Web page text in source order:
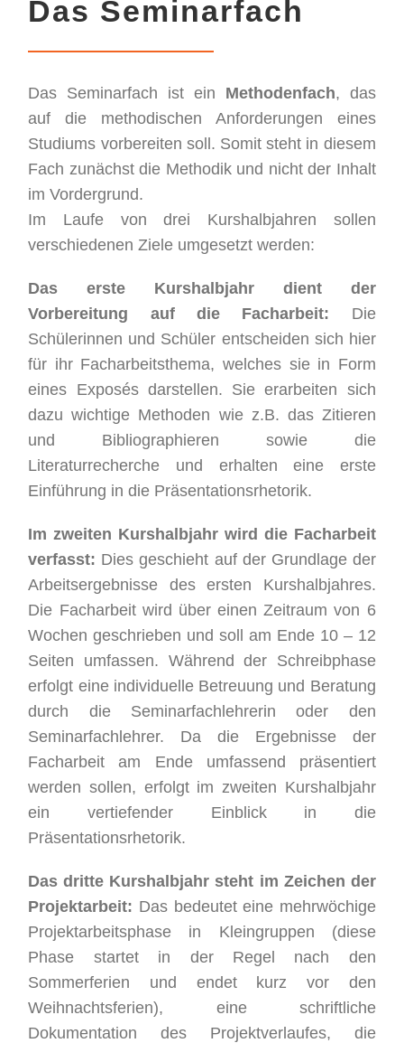
Das Seminarfach
Das Seminarfach ist ein Methodenfach, das
auf die methodischen Anforderungen eines
Studiums vorbereiten soll. Somit steht in diesem
Fach zunächst die Methodik und nicht der Inhalt
im Vordergrund.
Im Laufe von drei Kurshalbjahren sollen
verschiedenen Ziele umgesetzt werden:
Das erste Kurshalbjahr dient der
Vorbereitung auf die Facharbeit: Die
Schülerinnen und Schüler entscheiden sich hier
für ihr Facharbeitsthema, welches sie in Form
eines Exposés darstellen. Sie erarbeiten sich
dazu wichtige Methoden wie z.B. das Zitieren
und Bibliographieren sowie die
Literaturrecherche und erhalten eine erste
Einführung in die Präsentationsrhetorik.
Im zweiten Kurshalbjahr wird die Facharbeit
verfasst: Dies geschieht auf der Grundlage der
Arbeitsergebnisse des ersten Kurshalbjahres.
Die Facharbeit wird über einen Zeitraum von 6
Wochen geschrieben und soll am Ende 10 – 12
Seiten umfassen. Während der Schreibphase
erfolgt eine individuelle Betreuung und Beratung
durch die Seminarfachlehrerin oder den
Seminarfachlehrer. Da die Ergebnisse der
Facharbeit am Ende umfassend präsentiert
werden sollen, erfolgt im zweiten Kurshalbjahr
ein vertiefender Einblick in die
Präsentationsrhetorik.
Das dritte Kurshalbjahr steht im Zeichen der
Projektarbeit: Das bedeutet eine mehrwöchige
Projektarbeitsphase in Kleingruppen (diese
Phase startet in der Regel nach den
Sommerferien und endet kurz vor den
Weihnachtsferien), eine schriftliche
Dokumentation des Projektverlaufes, die